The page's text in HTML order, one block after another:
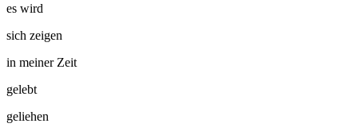
es wird
sich zeigen
in meiner Zeit
gelebt
geliehen